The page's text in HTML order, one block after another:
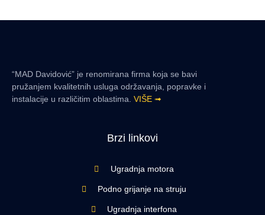
“MAD Davidović” je renomirana firma koja se bavi
pružanjem kvalitetnih usluga održavanja, popravke i
instalacije u različitim oblastima. VIŠE ➟
Brzi linkovi
Ugradnja motora
Podno grijanje na struju
Ugradnja interfona